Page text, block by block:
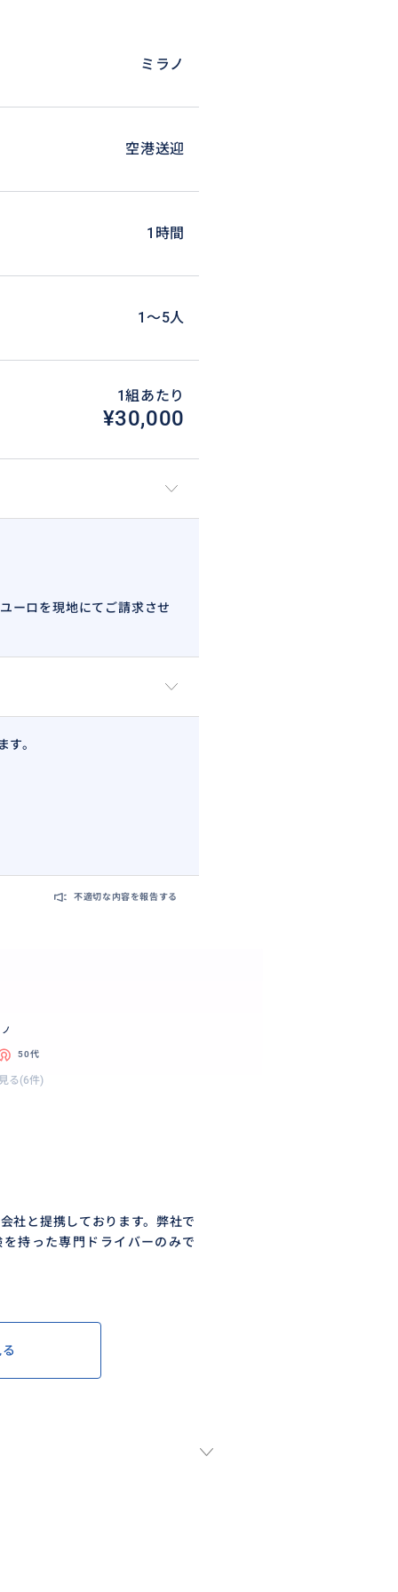
ミラノ
空港送迎
1時間
1〜5人
1組あたり
¥30,000
ーロを現地にてご請求させ
。
不適切な内容を報告する
50代
る(6件)
社と提携しております。弊社で
持った専門ドライバーのみで